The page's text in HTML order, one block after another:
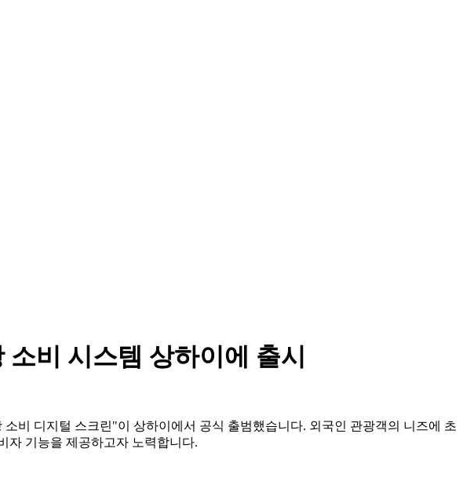
비 시스템 상하이에 출시
비 디지털 스크린"이 상하이에서 공식 출범했습니다. 외국인 관광객의 니즈에 초
자 기능을 제공하고자 노력합니다.